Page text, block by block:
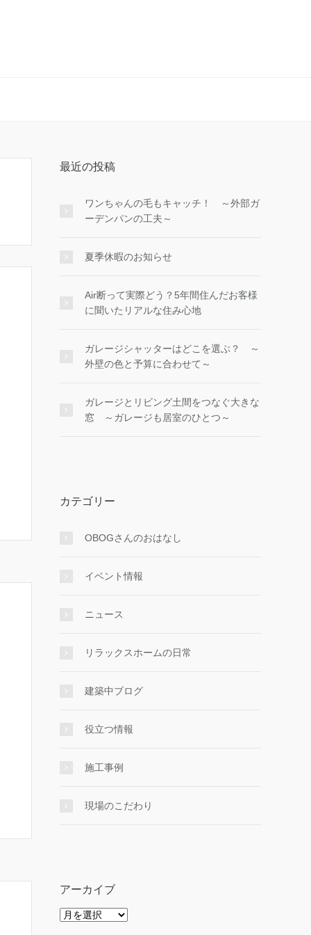
最近の投稿
ワンちゃんの毛もキャッチ！ ～外部ガ
ーデンパンの工夫～
夏季休暇のお知らせ
Air断って実際どう？5年間住んだお客様
に聞いたリアルな住み心地
ガレージシャッターはどこを選ぶ？ ～
外壁の色と予算に合わせて～
ガレージとリビング土間をつなぐ大きな
窓 ～ガレージも居室のひとつ～
カテゴリー
OBOGさんのおはなし
イベント情報
ニュース
リラックスホームの日常
建築中ブログ
役立つ情報
施工事例
現場のこだわり
アーカイブ
ア